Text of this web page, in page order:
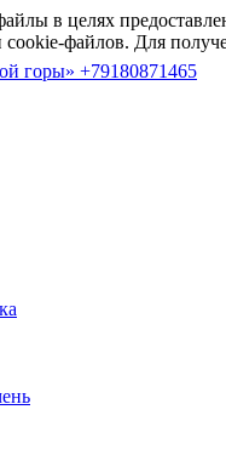
в целях
cookie-файлов. Для
+79180871465